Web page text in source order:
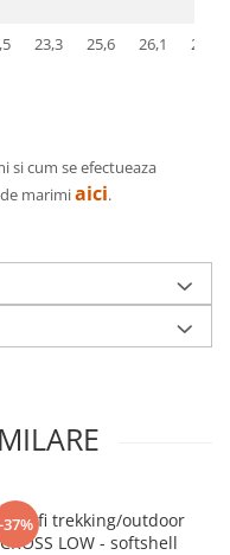
23,3 25,6 26,1 26,7
si cum se efectueaza
marimiaici.
-37%
trekking/outdoor
CROSS LOW - softshell